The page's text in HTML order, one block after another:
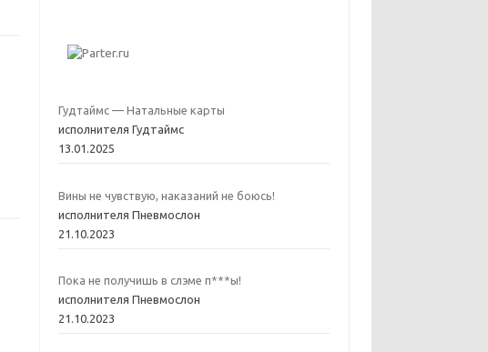
Гудтаймс — Натальные карты
исполнителя Гудтаймс
13.01.2025
Вины не чувствую, наказаний не боюсь!
исполнителя Пневмослон
21.10.2023
Пока не получишь в слэме п***ы!
исполнителя Пневмослон
21.10.2023